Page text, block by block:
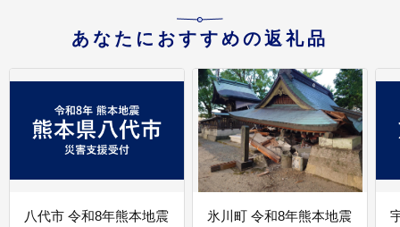
あなたにおすすめの返礼品
八代市 令和8年熊本地震
氷川町 令和8年熊本地震